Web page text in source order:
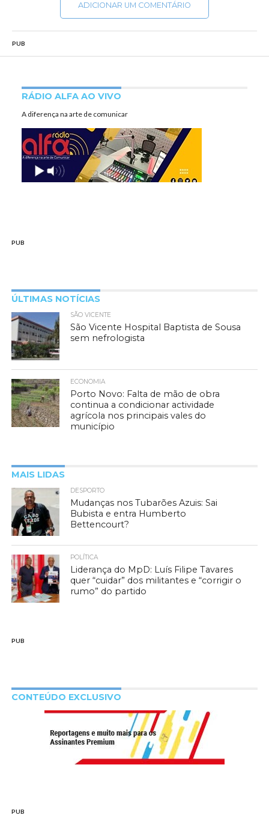
ADICIONAR UM COMENTÁRIO
PUB
RÁDIO ALFA AO VIVO
A diferença na arte de comunicar
PUB
ÚLTIMAS NOTÍCIAS
SÃO VICENTE
São Vicente Hospital Baptista de Sousa
sem nefrologista
ECONOMIA
Porto Novo: Falta de mão de obra
continua a condicionar actividade
agrícola nos principais vales do
município
MAIS LIDAS
DESPORTO
Mudanças nos Tubarões Azuis: Sai
Bubista e entra Humberto
Bettencourt?
POLÍTICA
Liderança do MpD: Luís Filipe Tavares
quer “cuidar” dos militantes e “corrigir o
rumo” do partido
PUB
CONTEÚDO EXCLUSIVO
PUB